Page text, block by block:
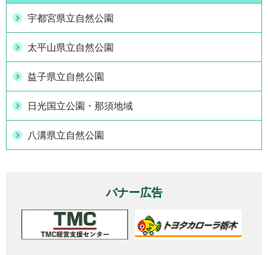
宇都宮県立自然公園
太平山県立自然公園
益子県立自然公園
日光国立公園・那須地域
八溝県立自然公園
バナー広告